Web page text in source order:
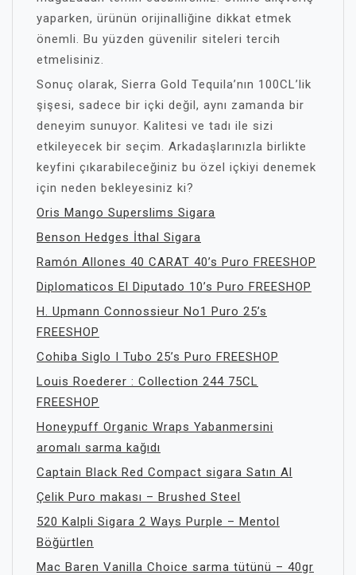
yaparken, ürünün orijinalliğine dikkat etmek
önemli. Bu yüzden güvenilir siteleri tercih
etmelisiniz.
Sonuç olarak, Sierra Gold Tequila’nın 100CL’lik
şişesi, sadece bir içki değil, aynı zamanda bir
deneyim sunuyor. Kalitesi ve tadı ile sizi
etkileyecek bir seçim. Arkadaşlarınızla birlikte
keyfini çıkarabileceğiniz bu özel içkiyi denemek
için neden bekleyesiniz ki?
Oris Mango Superslims Sigara
Benson Hedges İthal Sigara
Ramón Allones 40 CARAT 40’s Puro FREESHOP
Diplomaticos El Diputado 10’s Puro FREESHOP
H. Upmann Connossieur No1 Puro 25’s
FREESHOP
Cohiba Siglo I Tubo 25’s Puro FREESHOP
Louis Roederer : Collection 244 75CL
FREESHOP
Honeypuff Organic Wraps Yabanmersini
aromalı sarma kağıdı
Captain Black Red Compact sigara Satın Al
Çelik Puro makası – Brushed Steel
520 Kalpli Sigara 2 Ways Purple – Mentol
Böğürtlen
Mac Baren Vanilla Choice sarma tütünü – 40gr